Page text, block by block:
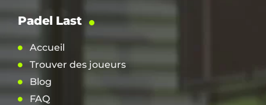
Padel Last
Accueil
Trouver des joueurs
Blog
FAQ